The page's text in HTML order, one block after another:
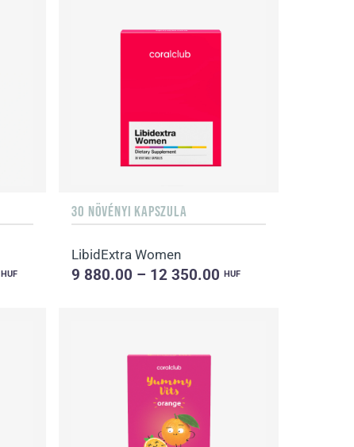
HUF
30 NÖVÉNYI KAPSZULA
LibidExtra Women
9 880.00 – 12 350.00HUF